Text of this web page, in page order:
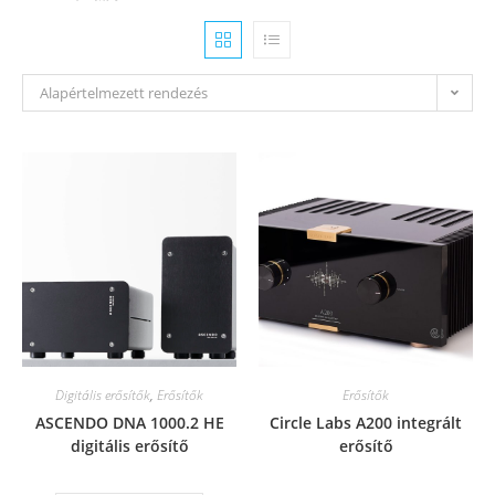
Alapértelmezett rendezés
Digitális erősítők, Erősítők
ASCENDO DNA 1000.2 HE
digitális erősítő
Erősítők
Circle Labs A200 integrált
erősítő